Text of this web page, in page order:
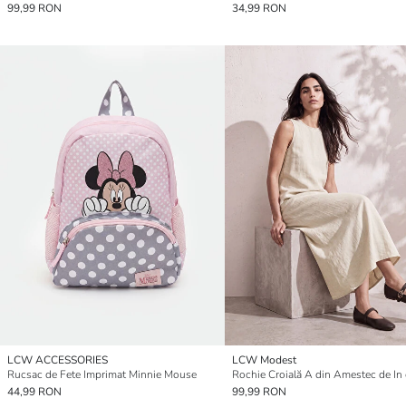
99,99 RON
34,99 RON
LCW ACCESSORIES
Rucsac de Fete Imprimat Minnie Mouse
44,99 RON
LCW Modest
99,99 RON